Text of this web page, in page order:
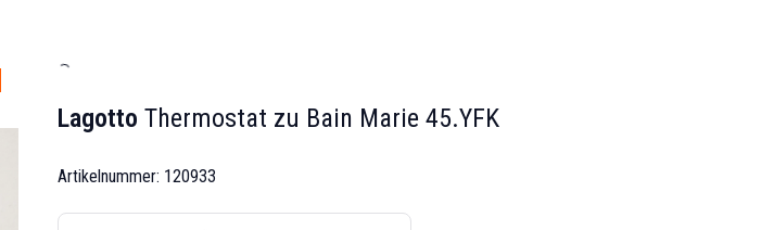
Lagotto Thermostat zu Bain Marie 45.YFK
Artikelnummer: 120933